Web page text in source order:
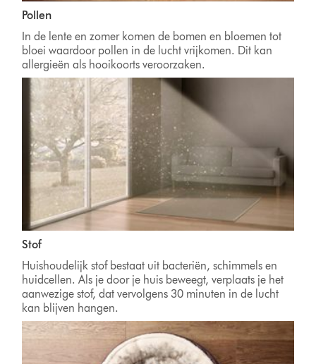
Pollen
In de lente en zomer komen de bomen en bloemen tot
bloei waardoor pollen in de lucht vrijkomen. Dit kan
allergieën als hooikoorts veroorzaken.
Stof
Huishoudelijk stof bestaat uit bacteriën, schimmels en
huidcellen. Als je door je huis beweegt, verplaats je het
aanwezige stof, dat vervolgens 30 minuten in de lucht
kan blijven hangen.